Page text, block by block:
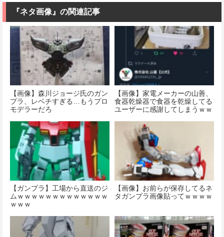
『ネタ画像』の関連記事
【画像】森川ジョージ氏のガン
プラ、レベチすぎる…もうプロ
モデラーだろ
【画像】家電メーカーの山善、
食器乾燥器で食器を乾燥してる
ユーザーに感謝してしまうｗｗ
【ガンプラ】工場から直送のジ
ムｗｗｗｗｗｗｗｗｗｗｗｗｗ
ｗｗｗ
【画像】お前らが保存してるネ
タガンプラ画像貼ってｗｗｗｗ